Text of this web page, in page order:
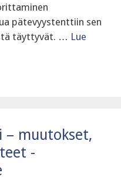
pätevyystenttiin sen
täyttyvät. … Lue
– muutokset,
-